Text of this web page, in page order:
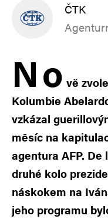
ČTK
No vě
Kolumbie
vzkázal
měsíc na
agentura AFP.
druhé kolo
náskokem na
jeho programu